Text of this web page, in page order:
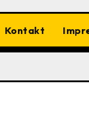
Kontakt